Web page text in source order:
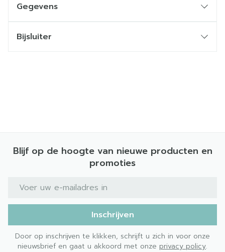
Gegevens
Bijsluiter
Blijf op de hoogte van nieuwe producten en
promoties
E-mail adres
Inschrijven
Door op inschrijven te klikken, schrijft u zich in voor onze
nieuwsbrief en gaat u akkoord met onze privacy policy.